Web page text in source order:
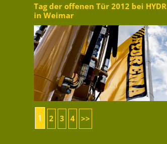
Tag der offenen Tür 2012 bei
in Weimar
1 2 3 4 >>